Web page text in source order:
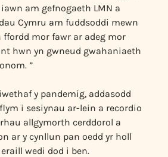
iawn am gefnogaeth LMN a
Cymru am fuddsoddi mewn
mor fawr ar adeg mor
hwn yn gwneud gwahaniaeth
”
y pandemig, addasodd
i sesiynau ar-lein a recordio
allgymorth cerddorol a
ar y cynllun pan oedd yr holl
wedi dod i ben.